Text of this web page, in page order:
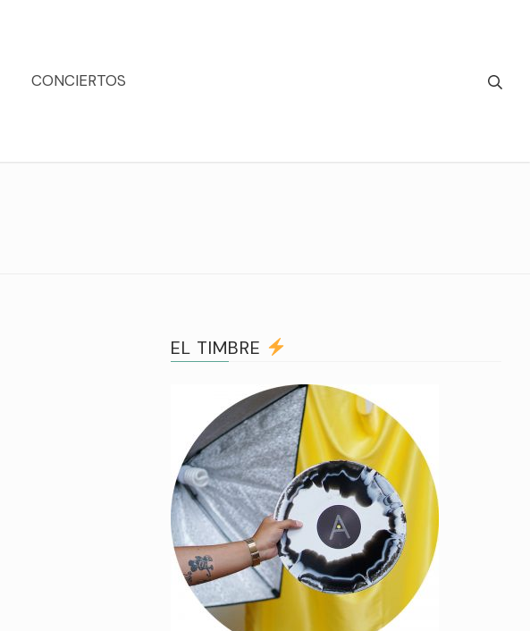
CONCIERTOS
EL TIMBRE